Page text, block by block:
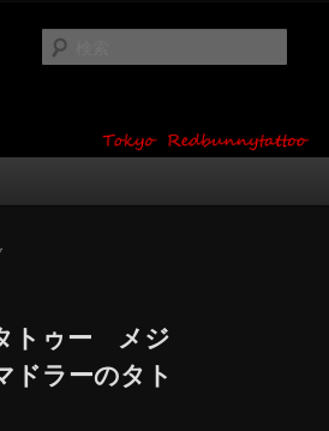
タジオ 吉祥寺 Red
タトゥーデザイン・タ
介（和彫り・ワンポイント・girl tattoo）
トゥー メジ
ドラーのタト